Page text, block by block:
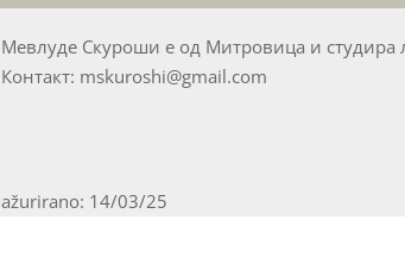
Мевлуде Скуроши е од Митровица и студира
Контакт: mskuroshi@gmail.com
ažurirano: 14/03/25